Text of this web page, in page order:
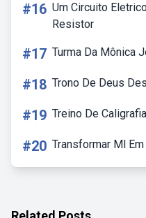
#16 Um Circuito
Resistor
#17 Turma Da Mônica
#18 Trono De Deus
#19 Treino De
#20 Transformar Ml